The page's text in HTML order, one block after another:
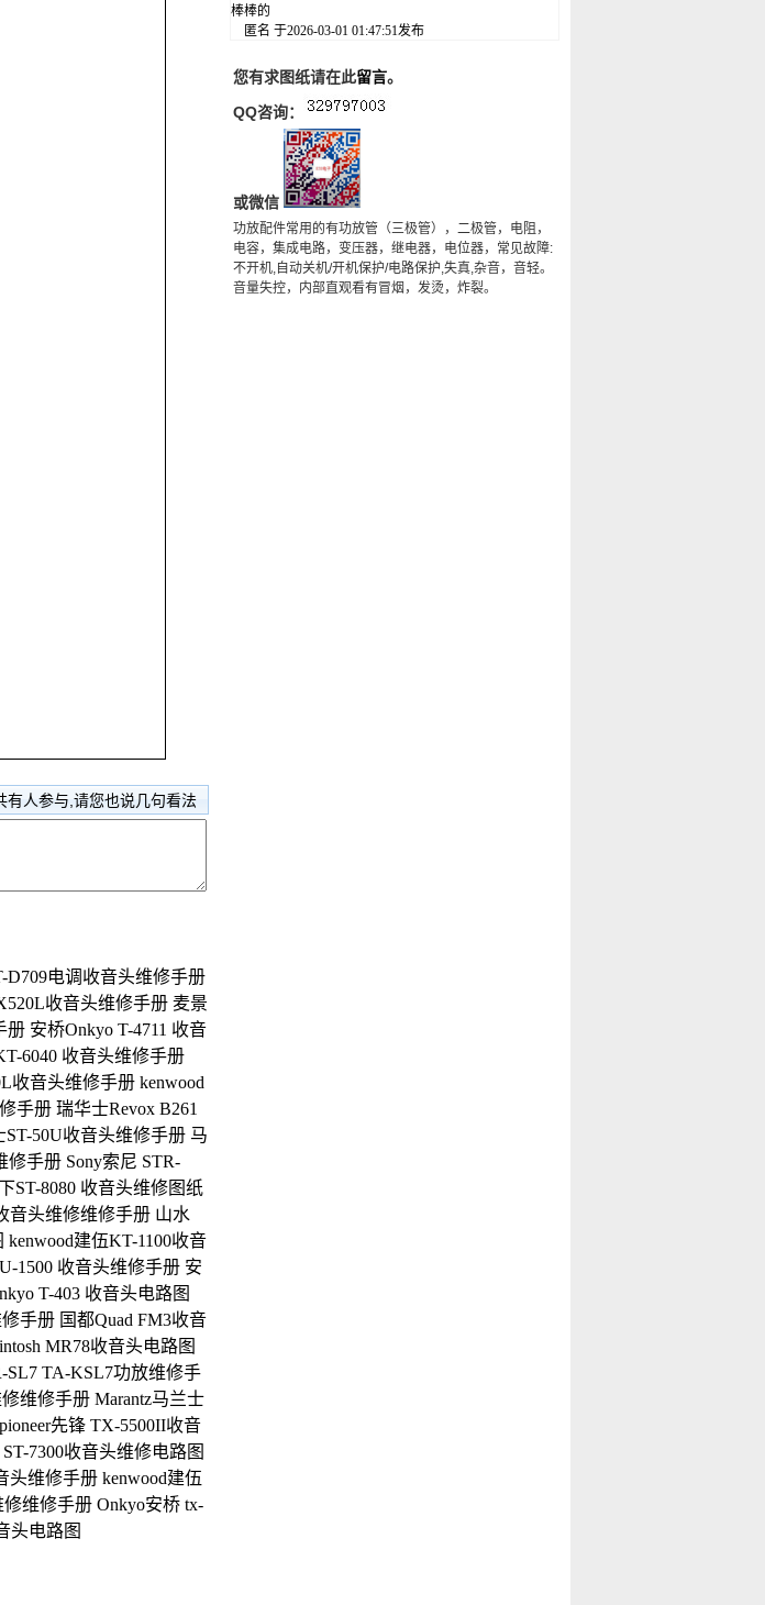
有人参与,请您也说几句看法
D709电调收音头维修手册
收音头维修手册 麦景
册 安桥Onkyo T-4711 收音
6040 收音头维修手册
收音头维修手册 kenwood
手册 瑞华士Revox B261
ST-50U收音头维修手册 马
修手册 Sony索尼 STR-
ST-8080 收音头维修图纸
音头维修维修手册 山水
kenwood建伍KT-1100收音
1500 收音头维修手册 安
T-403 收音头电路图
手册 国都Quad FM3收音
MR78收音头电路图
SL7 TA-KSL7功放维修手
维修手册 Marantz马兰士
pioneer先锋 TX-5500II收音
ST-7300收音头维修电路图
头维修手册 kenwood建伍
修维修手册 Onkyo安桥 tx-
头电路图
棒棒的
匿名 于2026-03-01 01:47:51发布
您有求图纸请在此留言。
QQ咨询：
或微信
功放配件常用的有功放管（三极管），二极管，电阻，
电容，集成电路，变压器，继电器，电位器，常见故障:
不开机,自动关机/开机保护/电路保护,失真,杂音，音轻。
音量失控，内部直观看有冒烟，发烫，炸裂。